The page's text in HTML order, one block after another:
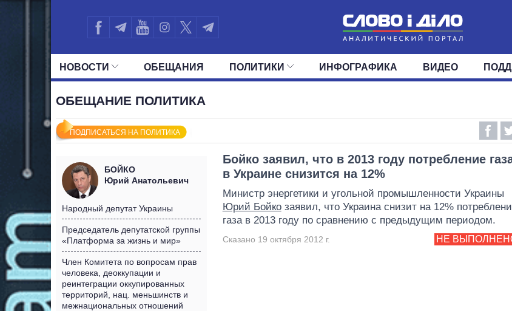
НОВОСТИ
МИР
ОБЕЩАНИЯ ПОЛИТИКИ
ОКРУГА
ИНФОГРАФИКА ВИДЕО
ОБЕЩАНИЕ ПОЛИТИКА
ПОДПИСАТЬСЯ НА ПОЛИТИКА
БОЙКО
Юрий Анатольевич
Народный депутат Украины
Председатель депутатской группы
«Платформа за жизнь и мир»
Член Комитета по вопросам прав
человека, деоккупации и
реинтеграции оккупированных
территорий, нац. меньшинств и
межнациональных отношений
Бойко заявил, что в 2013 году потребление
в Украине снизится на 12%
Министр энергетики и угольной промышленности Украины
Юрий Бойкозаявил, что Украина снизит на 12%
газа в 2013 году по сравнению с предыдущим периодом.
НЕ
Сказано 19 октября 2012 г.